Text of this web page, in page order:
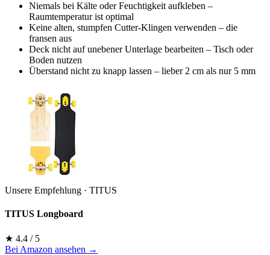
Niemals bei Kälte oder Feuchtigkeit aufkleben –
Raumtemperatur ist optimal
Keine alten, stumpfen Cutter-Klingen verwenden – die
fransen aus
Deck nicht auf unebener Unterlage bearbeiten – Tisch oder
Boden nutzen
Überstand nicht zu knapp lassen – lieber 2 cm als nur 5 mm
Unsere Empfehlung · TITUS
TITUS Longboard
★ 4.4 / 5
Bei Amazon ansehen →